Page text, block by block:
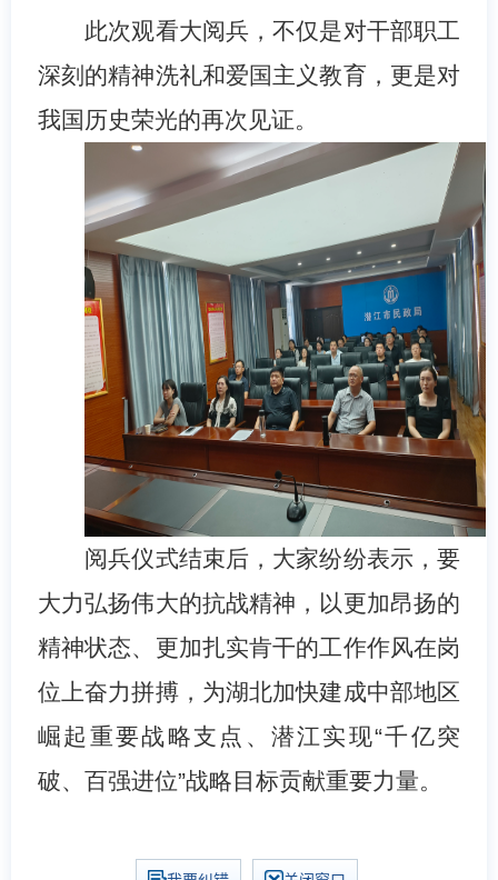
此次观看大阅兵，不仅是对干部职工
深刻的精神洗礼和爱国主义教育，更是对
我国历史荣光的再次见证。
阅兵仪式结束后，大家纷纷表示，要
大力弘扬伟大的抗战精神，以更加昂扬的
精神状态、更加扎实肯干的工作作风在岗
位上奋力拼搏，为湖北加快建成中部地区
崛起重要战略支点、潜江实现“千亿突
破、百强进位”战略目标贡献重要力量。